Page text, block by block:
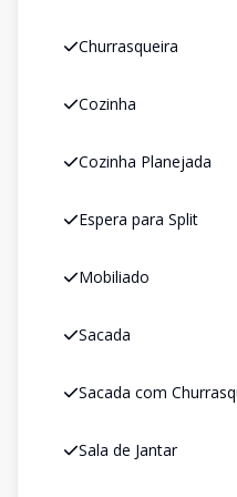
Churrasqueira
Cozinha
Cozinha Planejada
Espera para Split
Mobiliado
Sacada
Sacada com
Sala de Jantar